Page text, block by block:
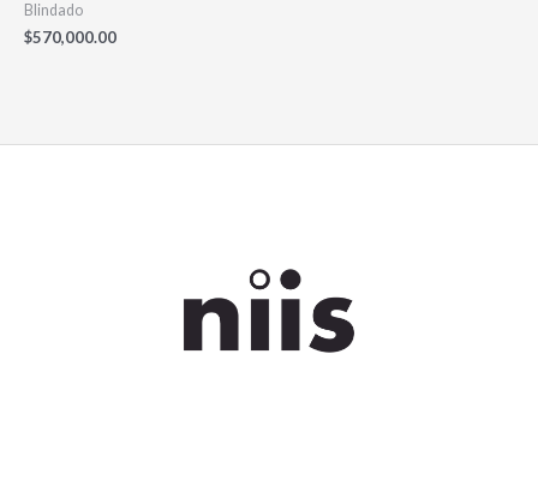
Blindado
$570,000.00